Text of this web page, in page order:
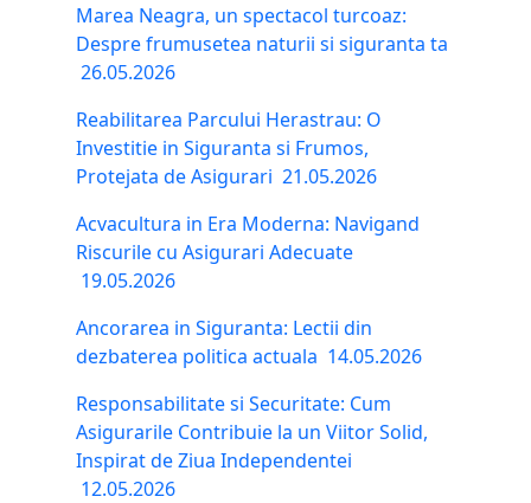
Marea Neagra, un spectacol turcoaz:
Despre frumusetea naturii si siguranta ta
26.05.2026
Reabilitarea Parcului Herastrau: O
Investitie in Siguranta si Frumos,
Protejata de Asigurari 21.05.2026
Acvacultura in Era Moderna: Navigand
Riscurile cu Asigurari Adecuate
19.05.2026
Ancorarea in Siguranta: Lectii din
dezbaterea politica actuala 14.05.2026
Responsabilitate si Securitate: Cum
Asigurarile Contribuie la un Viitor Solid,
Inspirat de Ziua Independentei
12.05.2026